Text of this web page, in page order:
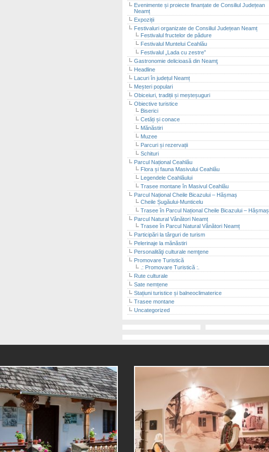
Evenimente și proiecte finanțate de Consiliul Județean
Neamț
Expoziții
Festivaluri organizate de Consiliul Județean Neamț
Festivalul fructelor de pădure
Festivalul Muntelui Ceahlău
Festivalul „Lada cu zestre”
Gastronomie delicioasă din Neamţ
Headline
Lacuri în județul Neamț
Meșteri populari
Obiceiuri, tradiții și meșteșuguri
Obiective turistice
Biserici
Cetăți și conace
Mănăstiri
Muzee
Parcuri și rezervații
Schituri
Parcul Național Ceahlău
Flora și fauna Masivului Ceahlău
Legendele Ceahlăului
Trasee montane în Masivul Ceahlău
Parcul Național Cheile Bicazului – Hășmaș
Cheile Șugăului-Munticelu
Trasee în Parcul Național Cheile Bicazului – Hășmaș
Parcul Natural Vânători Neamț
Trasee în Parcul Natural Vânători Neamț
Participări la târguri de turism
Pelerinaje la mănăstiri
Personalităţi culturale nemţene
Promovare Turistică
.: Promovare Turistică :.
Rute culturale
Sate nemțene
Stațiuni turistice și balneoclimaterice
Trasee montane
Uncategorized